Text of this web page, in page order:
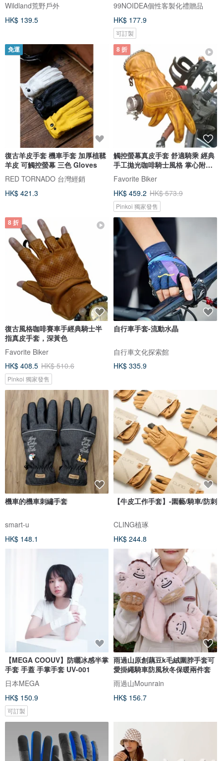
Wildland荒野戶外
HK$ 139.5
99NOIDEA個性客製化禮贈品
HK$ 177.9
可訂製
免運
復古羊皮手套 機車手套 加厚植鞣
羊皮 可觸控螢幕 三色 Gloves
RED TORNADO 台灣經銷
HK$ 421.3
8 折
觸控螢幕真皮手套 舒適騎乘 經典
手工拋光咖啡騎士風格 掌心附凝
膠墊
Favorite Biker
HK$ 459.2 HK$ 573.9
Pinkoi 獨家發售
8 折
復古風格咖啡賽車手經典騎士半
指真皮手套，深黃色
Favorite Biker
HK$ 408.5 HK$ 510.6
Pinkoi 獨家發售
自行車手套-流動水晶
自行車文化探索館
HK$ 335.9
機車的機車刺繡手套
smart-u
HK$ 148.1
【牛皮工作手套】-園藝/騎車/防刺
CLING植琢
HK$ 244.8
【MEGA COOUV】防曬冰感半掌
手套 手蓋 手掌手套 UV-001
日本MEGA
HK$ 150.9
可訂製
雨過山原創藕豆k毛絨圍脖手套可
愛掛繩騎車防風秋冬保暖兩件套
雨過山Mounrain
HK$ 156.7